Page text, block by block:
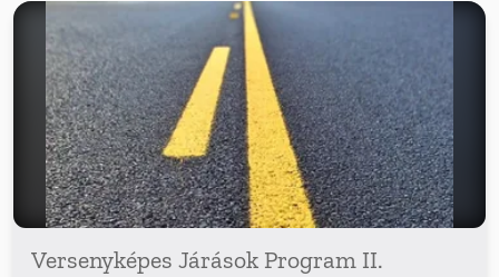
Versenyképes Járások Program II.